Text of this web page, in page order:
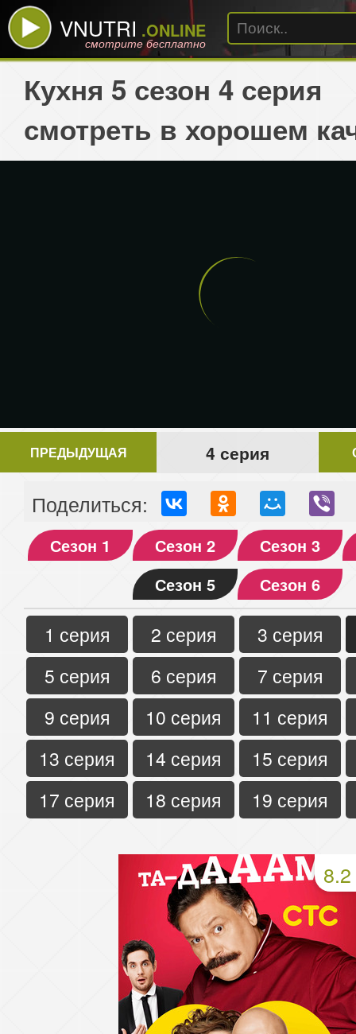
VNUTRI .ONLINE
смотрите бесплатно
Кухня 5 сезон 4 серия
смотреть в хорошем
ПРЕДЫДУЩАЯ 4 серия
Поделиться:
Сезон 1 Сезон 2
Сезон 3
Сезон 5
Сезон 6
1 серия 2 серия
3 серия
5 серия
6 серия
7 серия
9 серия
10 серия
11 серия
13 серия
14 серия
15 серия
17 серия
18 серия 19 серия
8.2